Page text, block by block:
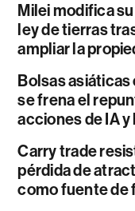
Milei modifica
ley de tierras
ampliar la
Bolsas
se frena el
acciones de IA
Carry trade
pérdida de
como fuente de